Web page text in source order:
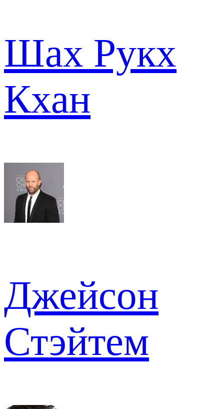
Шах Рукх
Кхан
Джейсон
Стэйтем